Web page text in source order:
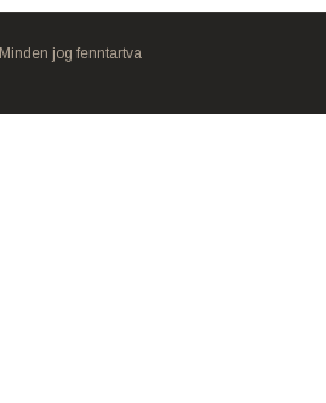
Minden jog fenntartva